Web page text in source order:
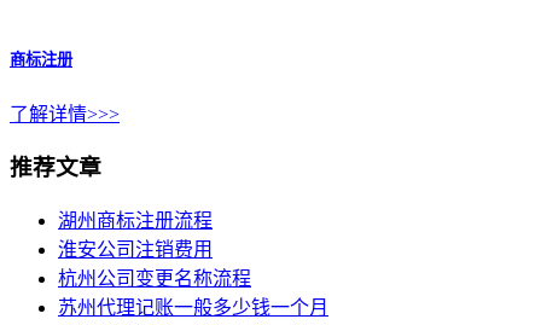
商标注册
了解详情>>>
推荐文章
湖州商标注册流程
淮安公司注销费用
杭州公司变更名称流程
苏州代理记账一般多少钱一个月